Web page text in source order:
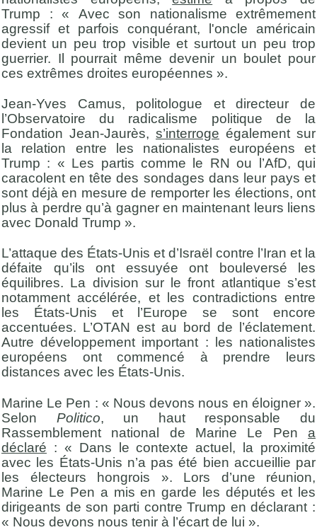
Trump : « Avec son nationalisme extrêmement
agressif et parfois conquérant, l'oncle américain
devient un peu trop visible et surtout un peu trop
guerrier. Il pourrait même devenir un boulet pour
ces extrêmes droites européennes ».
Jean-Yves Camus, politologue et directeur de
l’Observatoire du radicalisme politique de la
Fondation Jean-Jaurès, s’interroge également sur
la relation entre les nationalistes européens et
Trump : « Les partis comme le RN ou l’AfD, qui
caracolent en tête des sondages dans leur pays et
sont déjà en mesure de remporter les élections, ont
plus à perdre qu’à gagner en maintenant leurs liens
avec Donald Trump ».
L’attaque des États-Unis et d’Israël contre l’Iran et la
défaite qu’ils ont essuyée ont bouleversé les
équilibres. La division sur le front atlantique s’est
notamment accélérée, et les contradictions entre
les États-Unis et l’Europe se sont encore
accentuées. L’OTAN est au bord de l’éclatement.
Autre développement important : les nationalistes
européens ont commencé à prendre leurs
distances avec les États-Unis.
Marine Le Pen : « Nous devons nous en éloigner ».
Selon Politico, un haut responsable du
Rassemblement national de Marine Le Pen a
déclaré : « Dans le contexte actuel, la proximité
avec les États-Unis n’a pas été bien accueillie par
les électeurs hongrois ». Lors d’une réunion,
Marine Le Pen a mis en garde les députés et les
dirigeants de son parti contre Trump en déclarant :
« Nous devons nous tenir à l’écart de lui ».